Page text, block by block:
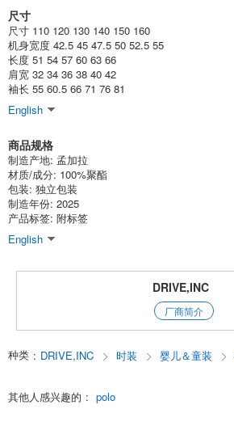
(PL45-01)
批发价: 仅限会员
4-3 炭质130厘米
(PL45-01)
4-3 炭色140厘米
(PL45-01)
批发价:仅限会员
4-3 炭色160厘米
批发价:仅限会员
尺寸
尺寸 110 120 130 140 150 160
机身宽度 42.5 45 47.5 50 52.5 55
长度 51 54 57 60 63 66
肩宽 32 34 36 38 40 42
袖长 55 60.5 66 71 76 81
English
商品规格
制造产地: 孟加拉
材质/成分: 100%聚酯
包装: 独立包装
制造年份: 2025
产品标签: 附标签
English
DRIVE,INC
厂商简介
种类 : DRIVE,INC 时装 婴儿＆童装
其他人感兴趣的 : polo